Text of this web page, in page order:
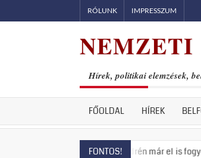
to
RÓLUNK IMPRESSZUM
Hírek, politikai elemzések,
FŐOLDAL HÍREK
FONTOS!
fenyeget, Szentendrén már el is fogyott a víz